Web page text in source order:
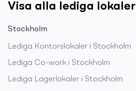
Visa alla lediga lokaler
Stockholm
Lediga Kontorslokaler i Stockholm
Lediga Co-work i Stockholm
Lediga Lagerlokaler i Stockholm